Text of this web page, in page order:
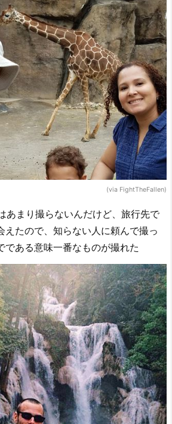
(via FightTheFallen)
あまり撮らないんだけど、旅行先で
えたので、知らない人に頼んで撮っ
である意味一番なものが撮れた